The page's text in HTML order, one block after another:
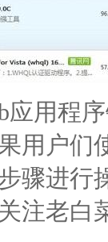
应用程
用户们
骤进行
注老白